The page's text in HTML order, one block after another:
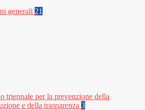
generali 21
triennale per la prevenzione della
e della trasparenza 3